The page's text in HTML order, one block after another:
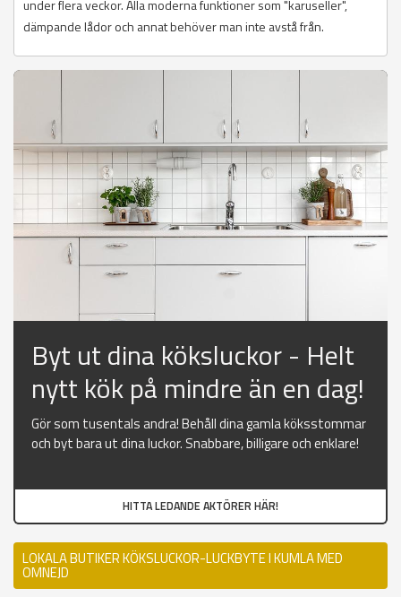
under flera veckor. Alla moderna funktioner som "karuseller",
dämpande lådor och annat behöver man inte avstå från.
Byt ut dina köksluckor - Helt
nytt kök på mindre än en dag!
Gör som tusentals andra! Behåll dina gamla köksstommar
och byt bara ut dina luckor. Snabbare, billigare och enklare!
HITTA LEDANDE AKTÖRER HÄR!
LOKALA BUTIKER KÖKSLUCKOR-LUCKBYTE I KUMLA MED
OMNEJD